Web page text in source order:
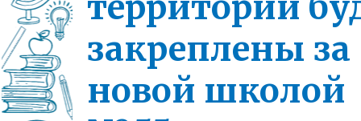
закреплены за
новой школой